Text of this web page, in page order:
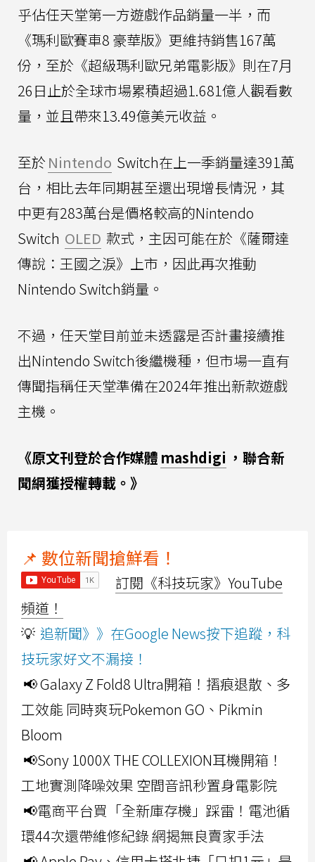
乎佔任天堂第一方遊戲作品銷量一半，而
《瑪利歐賽車8 豪華版》更維持銷售167萬
份，至於《超級瑪利歐兄弟電影版》則在7月
26日止於全球市場累積超過1.681億人觀看數
量，並且帶來13.49億美元收益。
至於 Nintendo Switch在上一季銷量達391萬
台，相比去年同期甚至還出現增長情況，其
中更有283萬台是價格較高的Nintendo
Switch OLED 款式，主因可能在於《薩爾達
傳說：王國之淚》上市，因此再次推動
Nintendo Switch銷量。
不過，任天堂目前並未透露是否計畫接續推
出Nintendo Switch後繼機種，但市場一直有
傳聞指稱任天堂準備在2024年推出新款遊戲
主機。
《原文刊登於合作媒體 mashdigi ，聯合新
聞網獲授權轉載。》
📌 數位新聞搶鮮看！
訂閱《科技玩家》YouTube
頻道！
💡 追新聞》》在Google News按下追蹤，科
技玩家好文不漏接！
📢 Galaxy Z Fold8 Ultra開箱！摺痕退散、多
工效能 同時爽玩Pokemon GO、Pikmin
Bloom
📢Sony 1000X THE COLLEXION耳機開箱！
工地實測降噪效果 空間音訊秒置身電影院
📢電商平台買「全新庫存機」踩雷！電池循
環44次還帶維修紀錄 網揭無良賣家手法